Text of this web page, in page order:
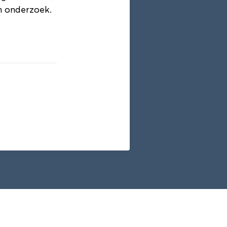
onderzoek.